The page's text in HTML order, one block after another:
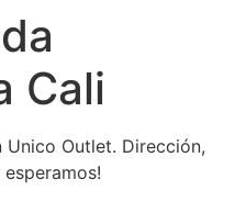
Cali
Unico Outlet. Dirección,
esperamos!